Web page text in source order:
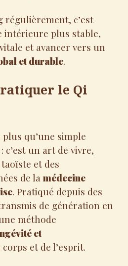
régulièrement, c’est
intérieure plus stable,
et avancer vers un
et durable.
le Qi
plus qu’une simple
c’est un art de vivre,
et des
de la médecine
. Pratiqué depuis des
de génération en
méthode
et
corps et de l’esprit.